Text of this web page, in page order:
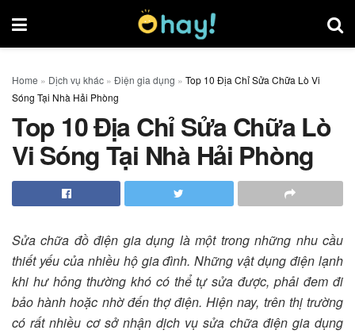
Home » Dịch vụ khác » Điện gia dụng » Top 10 Địa Chỉ Sửa Chữa Lò Vi
Sóng Tại Nhà Hải Phòng
Top 10 Địa Chỉ Sửa Chữa Lò
Vi Sóng Tại Nhà Hải Phòng
Sửa chữa đồ điện gia dụng là một trong những nhu cầu
thiết yếu của nhiều hộ gia đình. Những vật dụng điện lạnh
khi hư hỏng thường khó có thể tự sửa được, phải đem đi
bảo hành hoặc nhờ đến thợ điện. Hiện nay, trên thị trường
có rất nhiều cơ sở nhận dịch vụ sửa chữa điện gia dụng